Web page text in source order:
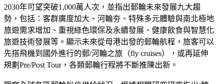
2030年可望突破1,000萬人次，並指出郵輪未來發展九大趨
勢，包括：客群廣度加大、河輪夯、特殊多元體驗與南北極地
旅遊需求增加、重視綠色環保及永續發展、健康飲食與智慧化
旅遊技術發展等。顯示未來從母港出發的郵輪航程，旅客可以
先搭飛機到國外進行的郵/河輪之旅（fly cruises），或再延伸
規劃Pre/Post Tour，各類郵輪行程將不斷推陳出新。